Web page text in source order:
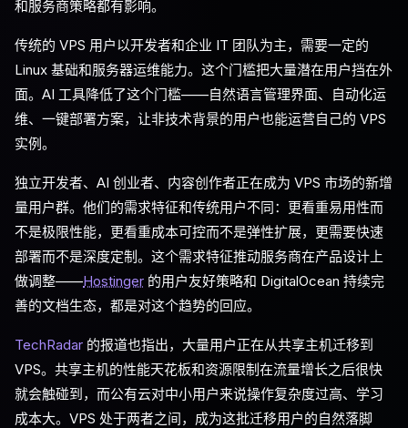
和服务商策略都有影响。
传统的 VPS 用户以开发者和企业 IT 团队为主，需要一定的
Linux 基础和服务器运维能力。这个门槛把大量潜在用户挡在外
面。AI 工具降低了这个门槛——自然语言管理界面、自动化运
维、一键部署方案，让非技术背景的用户也能运营自己的 VPS
实例。
独立开发者、AI 创业者、内容创作者正在成为 VPS 市场的新增
量用户群。他们的需求特征和传统用户不同：更看重易用性而
不是极限性能，更看重成本可控而不是弹性扩展，更需要快速
部署而不是深度定制。这个需求特征推动服务商在产品设计上
做调整——Hostinger 的用户友好策略和 DigitalOcean 持续完
善的文档生态，都是对这个趋势的回应。
TechRadar 的报道也指出，大量用户正在从共享主机迁移到
VPS。共享主机的性能天花板和资源限制在流量增长之后很快
就会触碰到，而公有云对中小用户来说操作复杂度过高、学习
成本大。VPS 处于两者之间，成为这批迁移用户的自然落脚